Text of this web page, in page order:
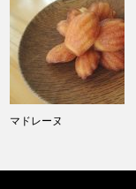
マドレーヌ